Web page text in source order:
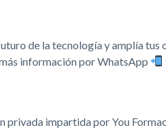
de la tecnología y amplía tus
información por WhatsApp
privada impartida por You